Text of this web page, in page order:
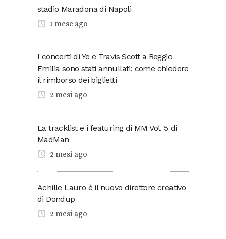
stadio Maradona di Napoli
1 mese ago
I concerti di Ye e Travis Scott a Reggio
Emilia sono stati annullati: come chiedere
il rimborso dei biglietti
2 mesi ago
La tracklist e i featuring di MM Vol. 5 di
MadMan
2 mesi ago
Achille Lauro è il nuovo direttore creativo
di Dondup
2 mesi ago